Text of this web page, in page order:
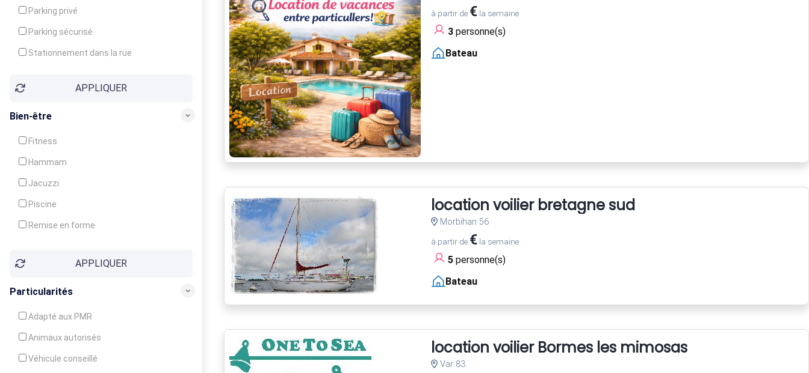
Parking privé
Parking sécurisé
Stationnement dans la rue
APPLIQUER
Bien-être
Fitness
Hammam
Jacuzzi
Piscine
Remise en forme
Soins du corpsAPPLIQUER
Particularités
Adapté aux PMR
Animaux autorisés
Véhicule conseillé
à partir de €la semaine
3personne(s)
Bateau
location voilier bretagne sud
Morbihan 56
à partir de €la semaine
5personne(s)
Bateau
location voilier Bormes les mimosas
Var 83